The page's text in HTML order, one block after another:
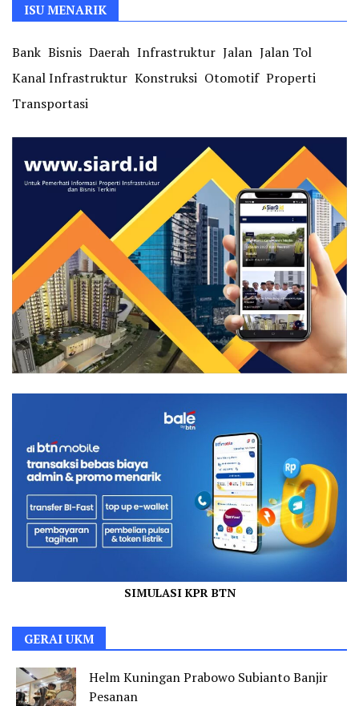
ISU MENARIK
Bank Bisnis Daerah Infrastruktur Jalan Jalan Tol
Kanal Infrastruktur Konstruksi Otomotif Properti
Transportasi
SIMULASI KPR BTN
GERAI UKM
Helm Kuningan Prabowo Subianto Banjir
Pesanan